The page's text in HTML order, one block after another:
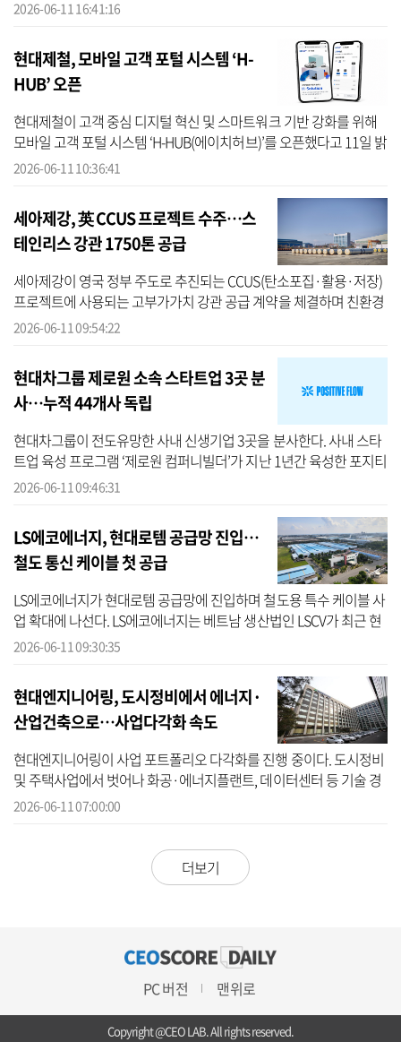
2026-06-11 16:41:16
현대제철, 모바일 고객 포털 시스템 ‘H-
HUB’ 오픈
현대제철이 고객 중심 디지털 혁신 및 스마트워크 기반 강화를 위해
모바일 고객 포털 시스템 ‘H-HUB(에이치허브)’를 오픈했다고 11일 밝
혔다. H-HUB는 웹 기반으로 운영해오던 기존 고객 포털 시스템을 모
2026-06-11 10:36:41
세아제강, 英 CCUS 프로젝트 수주…스
테인리스 강관 1750톤 공급
세아제강이 영국 정부 주도로 추진되는 CCUS(탄소포집·활용·저장)
프로젝트에 사용되는 고부가가치 강관 공급 계약을 체결하며 친환경
탈탄소 에너지 인프라 시장 공략에 박차를 가한다. 세아제강은 전 세
2026-06-11 09:54:22
현대차그룹 제로원 소속 스타트업 3곳 분
사…누적 44개사 독립
현대차그룹이 전도유망한 사내 신생기업 3곳을 분사한다. 사내 스타
트업 육성 프로그램 ‘제로원 컴퍼니빌더’가 지난 1년간 육성한 포지티
브플로와 웨어비, 자비스가 그 주인공이다. 11일 현대차그룹에 따르
2026-06-11 09:46:31
LS에코에너지, 현대로템 공급망 진입…
철도 통신 케이블 첫 공급
LS에코에너지가 현대로템 공급망에 진입하며 철도용 특수 케이블 사
업 확대에 나선다. LS에코에너지는 베트남 생산법인 LSCV가 최근 현
대로템에 철도 차량용 통신 케이블을 처음 공급했다고 11일 밝혔다.
2026-06-11 09:30:35
현대엔지니어링, 도시정비에서 에너지·
산업건축으로…사업다각화 속도
현대엔지니어링이 사업 포트폴리오 다각화를 진행 중이다. 도시정비
및 주택사업에서 벗어나 화공·에너지플랜트, 데이터센터 등 기술 경
쟁력 기반 수주를 다각화한다는 전략이다. 11일 건설업계에 따르면
2026-06-11 07:00:00
더보기
PC 버전 맨위로
Copyright @CEO LAB. All rights reserved.